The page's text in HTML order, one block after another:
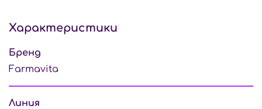
Характеристики
Бренд
Farmavita
Линия